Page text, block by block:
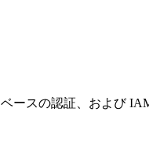
ースの認証、および